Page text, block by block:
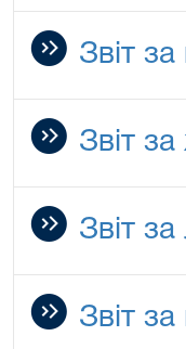
Звіт
Звіт
Звіт
Звіт